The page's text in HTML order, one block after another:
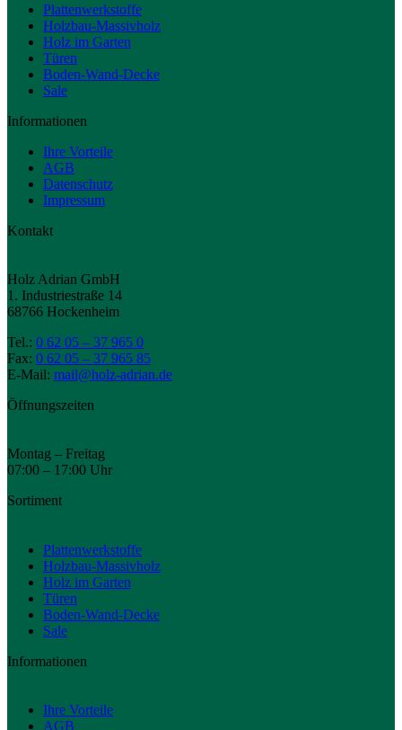
Plattenwerkstoffe
Holzbau-Massivholz
Holz im Garten
Türen
Boden-Wand-Decke
Sale
Informationen
Ihre Vorteile
AGB
Datenschutz
Impressum
Kontakt
Holz Adrian GmbH
1. Industriestraße 14
68766 Hockenheim
Tel.: 0 62 05 – 37 965 0
Fax: 0 62 05 – 37 965 85
E-Mail: mail@holz-adrian.de
Öffnungszeiten
Montag – Freitag
07:00 – 17:00 Uhr
Sortiment
Plattenwerkstoffe
Holzbau-Massivholz
Holz im Garten
Türen
Boden-Wand-Decke
Sale
Informationen
Ihre Vorteile
AGB